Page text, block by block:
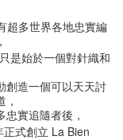
超多世界各地忠實編
是始於一個對針織和
創造一個可以天天討
，
實追隨者後，
正式創立 La Bien